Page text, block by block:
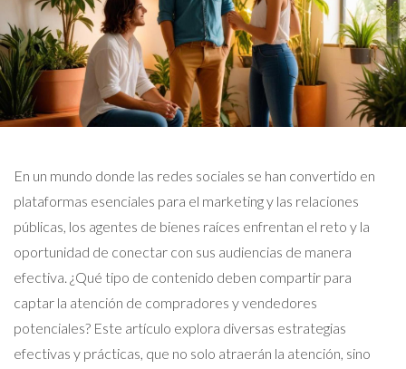
En un mundo donde las redes sociales se han convertido en
plataformas esenciales para el marketing y las relaciones
públicas, los agentes de bienes raíces enfrentan el reto y la
oportunidad de conectar con sus audiencias de manera
efectiva. ¿Qué tipo de contenido deben compartir para
captar la atención de compradores y vendedores
potenciales? Este artículo explora diversas estrategias
efectivas y prácticas, que no solo atraerán la atención, sino